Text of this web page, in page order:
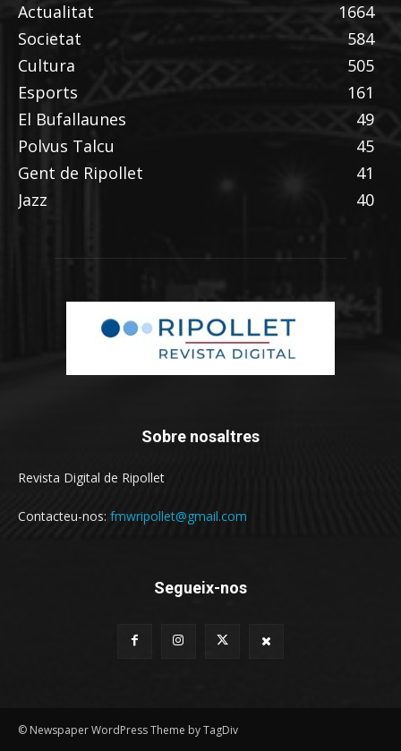
Actualitat
1664
Societat
584
Cultura
505
Esports
161
El Bufallaunes
49
Polvus Talcu
45
Gent de Ripollet
41
Jazz
40
Sobre nosaltres
Revista Digital de Ripollet
Contacteu-nos: fmwripollet@gmail.com
Segueix-nos
© Newspaper WordPress Theme by TagDiv